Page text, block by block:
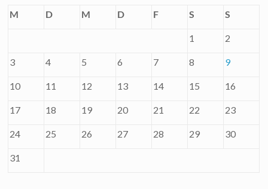
M D M D F S S
1 2
3 4 5 6 7 8 9
10 11 12 13 14 15 16
17 18 19 20 21 22 23
24 25 26 27 28 29 30
31